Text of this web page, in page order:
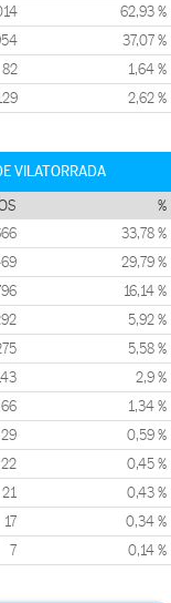
62,93 %
37,07 %
82 1,64 %
2,62 %
VILATORRADA
%
33,78 %
29,79 %
16,14 %
5,92 %
5,58 %
2,9 %
66 1,34 %
29 0,59 %
22 0,45 %
21 0,43 %
17 0,34 %
7 0,14 %